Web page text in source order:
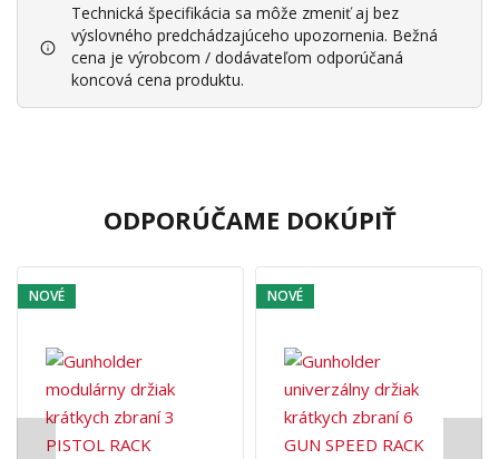
Technická špecifikácia sa môže zmeniť aj bez
výslovného predchádzajúceho upozornenia. Bežná
cena je výrobcom / dodávateľom odporúčaná
koncová cena produktu.
ODPORÚČAME DOKÚPIŤ
NOVÉ NOVÉ